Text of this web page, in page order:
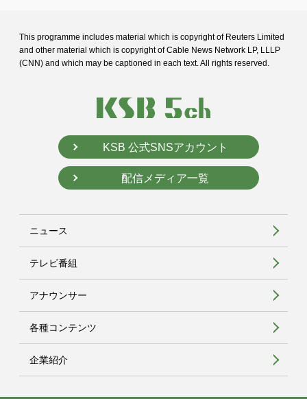
This programme includes material which is copyright of Reuters Limited
and other material which is copyright of Cable News Network LP, LLLP
(CNN) and which may be captioned in each text. All rights reserved.
KSB 公式SNSアカウント
配信メディア一覧
ニュース
テレビ番組
アナウンサー
各種コンテンツ
企業紹介